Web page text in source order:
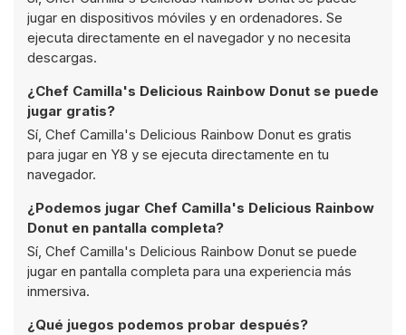
jugar en dispositivos móviles y en ordenadores. Se
ejecuta directamente en el navegador y no necesita
descargas.
¿Chef Camilla's Delicious Rainbow Donut se puede
jugar gratis?
Sí, Chef Camilla's Delicious Rainbow Donut es gratis
para jugar en Y8 y se ejecuta directamente en tu
navegador.
¿Podemos jugar Chef Camilla's Delicious Rainbow
Donut en pantalla completa?
Sí, Chef Camilla's Delicious Rainbow Donut se puede
jugar en pantalla completa para una experiencia más
inmersiva.
¿Qué juegos podemos probar después?